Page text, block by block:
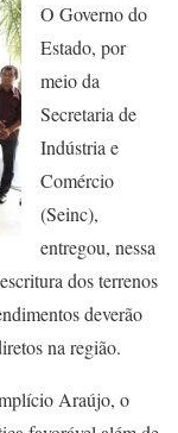
O Governo do
Estado, por
meio da
Secretaria de
Indústria e
Comércio
(Seinc),
entregou, nessa
dos terrenos
deverão
na região.
Araújo, o